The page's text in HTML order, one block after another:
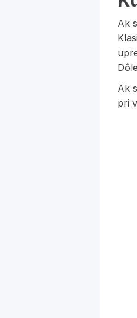
Ak
Ak
pri